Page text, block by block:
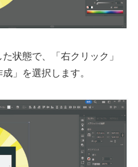
状態で、「右クリック」
」を選択します。